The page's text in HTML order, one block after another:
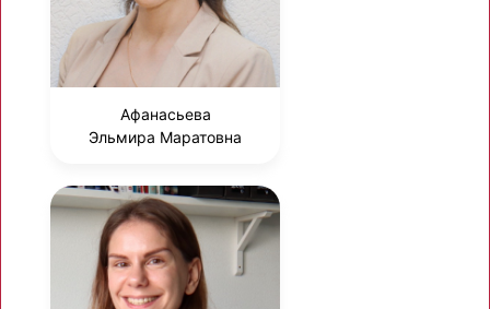
Афанасьева
Эльмира Маратовна